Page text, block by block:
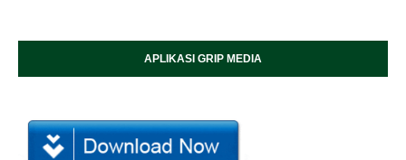
APLIKASI GRIP MEDIA